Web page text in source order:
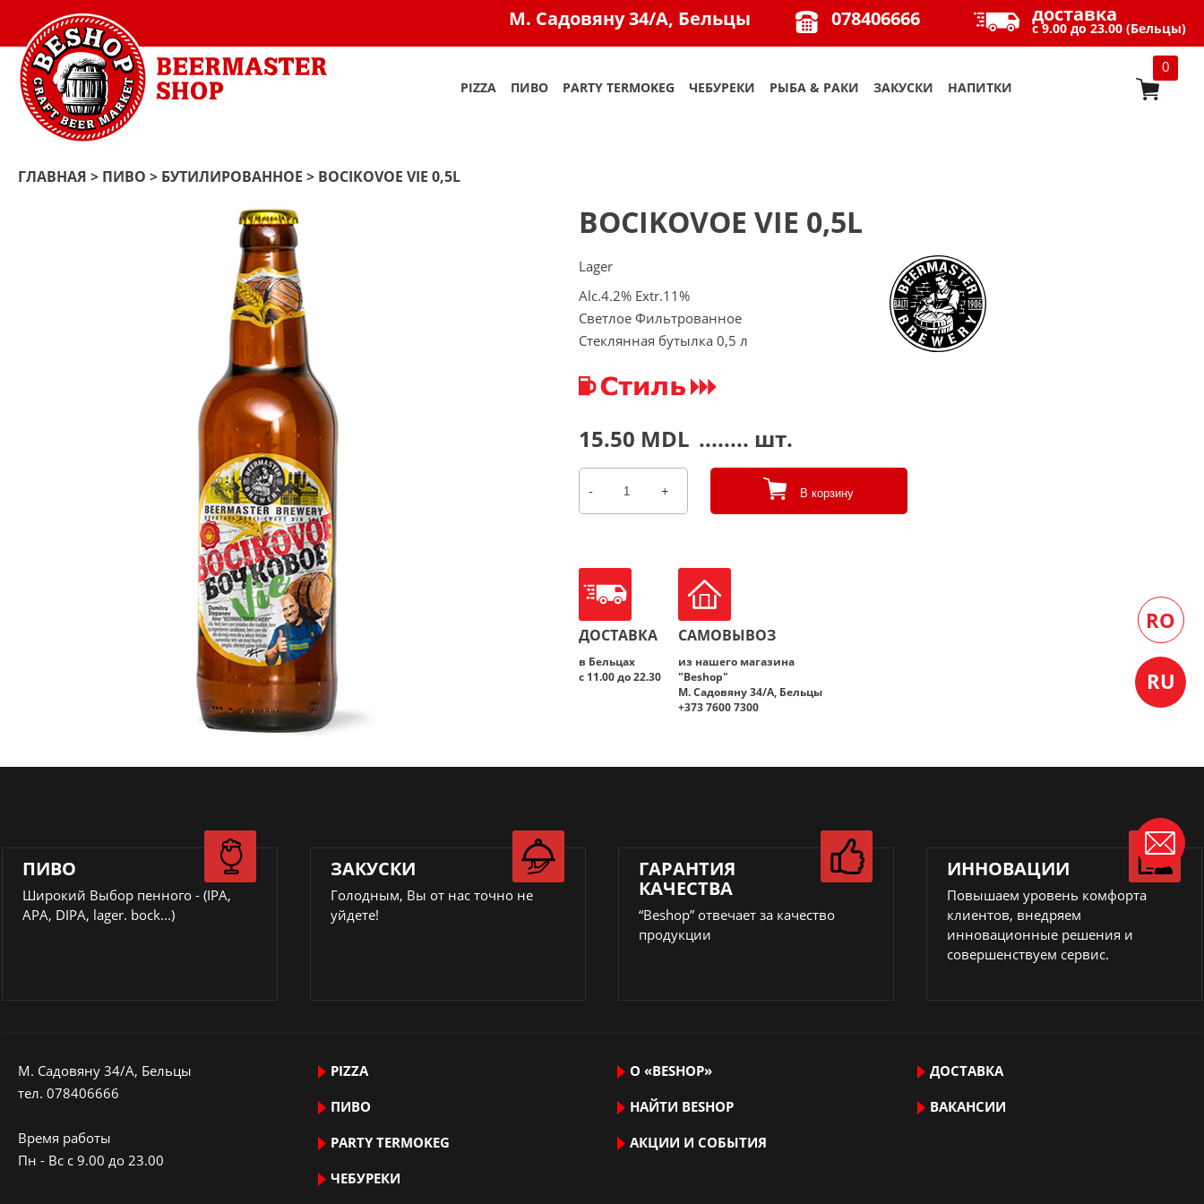
M. Садовяну 34/A, Бельцы 078406666 доставка
с 9.00 до 23.00 (Бельцы)
PIZZA ПИВО PARTY TERMOKEG ЧЕБУРЕКИ РЫБА & РАКИ ЗАКУСКИ НАПИТКИ
0
ГЛАВНАЯ > ПИВО > БУТИЛИРОВАННОЕ > BOCIKOVOE VIE 0,5L
BOCIKOVOE VIE 0,5L
Lager
Alc.4.2% Extr.11%
Светлое Фильтрованное
Стеклянная бутылка 0,5 л
15.50 MDL ........ шт.
Количество
vie
0,5L
- + В корзину
ДОСТАВКА
в Бельцах
с 11.00 до 22.30
САМОВЫВОЗ
из нашего магазина
"Beshop"
M. Садовяну 34/A, Бельцы
+373 7600 7300
ПИВО
Широкий Выбор пенного - (IPA,
APA, DIPA, lager. bock...)
ЗАКУСКИ
Голодным, Вы от нас точно не
уйдете!
ГАРАНТИЯ
КАЧЕСТВА
“Beshop” отвечает за качество
продукции
ИННОВАЦИИ
Повышаем уровень комфорта
клиентов, внедряем
инновационные решения и
совершенствуем сервис.
M. Садовяну 34/A, Бельцы
тeл. 078406666
Время работы
Пн - Вс с 9.00 до 23.00
PIZZA
ПИВО
PARTY TERMOKEG
ЧЕБУРЕКИ
О «BESHOP»
НАЙТИ ВЕSHOP
АКЦИИ И СОБЫТИЯ
ДОСТАВКА
ВАКАНСИИ